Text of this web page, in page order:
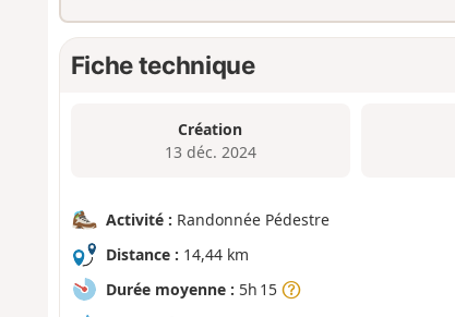
Fiche technique
Création
13 déc. 2024
Activité : Randonnée Pédestre
Distance : 14,44 km
Durée moyenne : 5h 15